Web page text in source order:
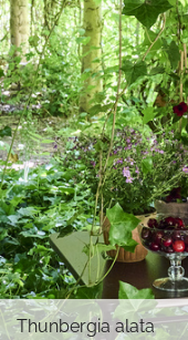
Thunbergia alata